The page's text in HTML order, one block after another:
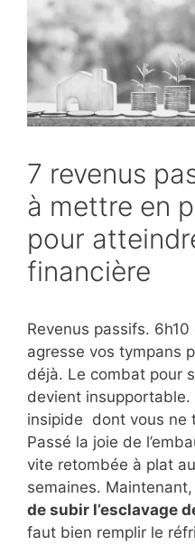
7 revenus
à mettre en
pour
financière
Revenus passifs.
agresse vos tympans
déjà. Le combat pour
devient
insipide dont vous ne
Passé la joie de
vite retombée à plat
semaines.
de subir l’esclavage
faut bien remplir le